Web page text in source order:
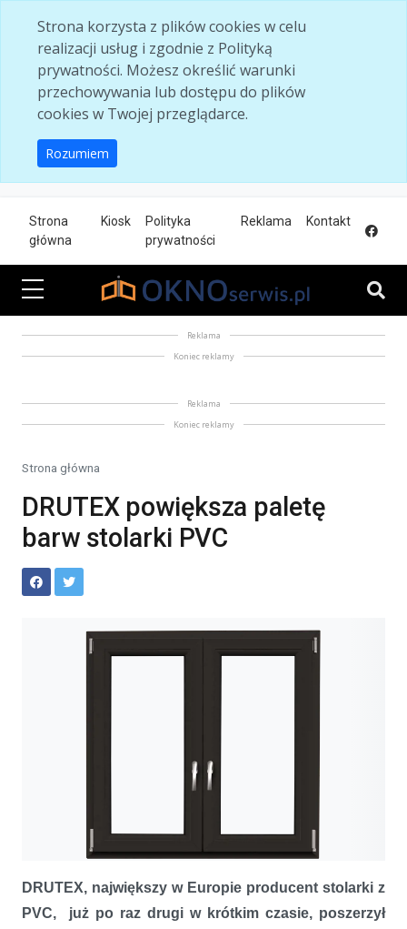
Strona korzysta z plików cookies w celu
realizacji usług i zgodnie z Polityką
prywatności. Możesz określić warunki
przechowywania lub dostępu do plików
cookies w Twojej przeglądarce.
Rozumiem
Strona
główna
Kiosk
Polityka
prywatności
Reklama Kontakt
Reklama
Koniec reklamy
Reklama
Koniec reklamy
Strona główna
DRUTEX powiększa paletę
barw stolarki PVC
DRUTEX powiększa paletę barw stolarki PVC
DRUTEX, największy w Europie producent stolarki z
PVC, już po raz drugi w krótkim czasie, poszerzył